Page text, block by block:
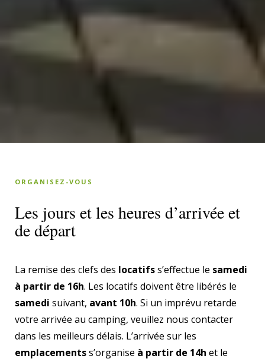
ORGANISEZ-VOUS
Les jours et les heures d’arrivée et
de départ
La remise des clefs des locatifss’effectue le samedi
à partir de 16h. Les locatifs doivent être libérés le
samedi suivant, avant 10h. Si un imprévu retarde
votre arrivée au camping, veuillez nous contacter
dans les meilleurs délais. L’arrivée sur les
emplacementss’organise à partir de 14h et le